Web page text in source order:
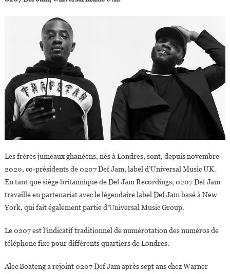
Les frères jumeaux ghanéens, nés à Londres, sont, depuis novembre
2020, co-présidents de 0207 Def Jam, label d’Universal Music UK.
En tant que siège britannique de Def Jam Recordings, 0207 Def Jam
travaille en partenariat avec le légendaire label Def Jam basé à New
York, qui fait également partie d’Universal Music Group.
Le 0207 est l’indicatif traditionnel de numérotation des numéros de
téléphone fixe pour différents quartiers de Londres.
Alec Boateng a rejoint 0207 Def Jam après sept ans chez Warner